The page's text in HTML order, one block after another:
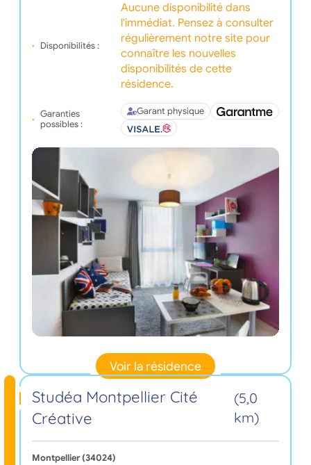
Disponibilités :
Aucune disponibilité dans
l'immédiat. Pensez à consulter
régulièrement notre site pour
connaître les nouvelles
disponibilités de cette
résidence.
Garanties
possibles :
Garant physique
Voir la résidence
Studéa Montpellier Cité
Créative
(5,0
km)
Montpellier (34024)